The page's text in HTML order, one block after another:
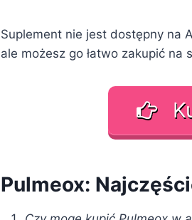
Suplement nie jest dostępny na
ale możesz go łatwo zakupić na
Pulmeox: